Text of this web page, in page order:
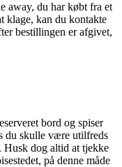
away, du har købt fra et
klage, kan du kontakte
bestillingen er afgivet,
bord og spiser
du skulle være utilfreds
Husk dog altid at tjekke
på denne måde